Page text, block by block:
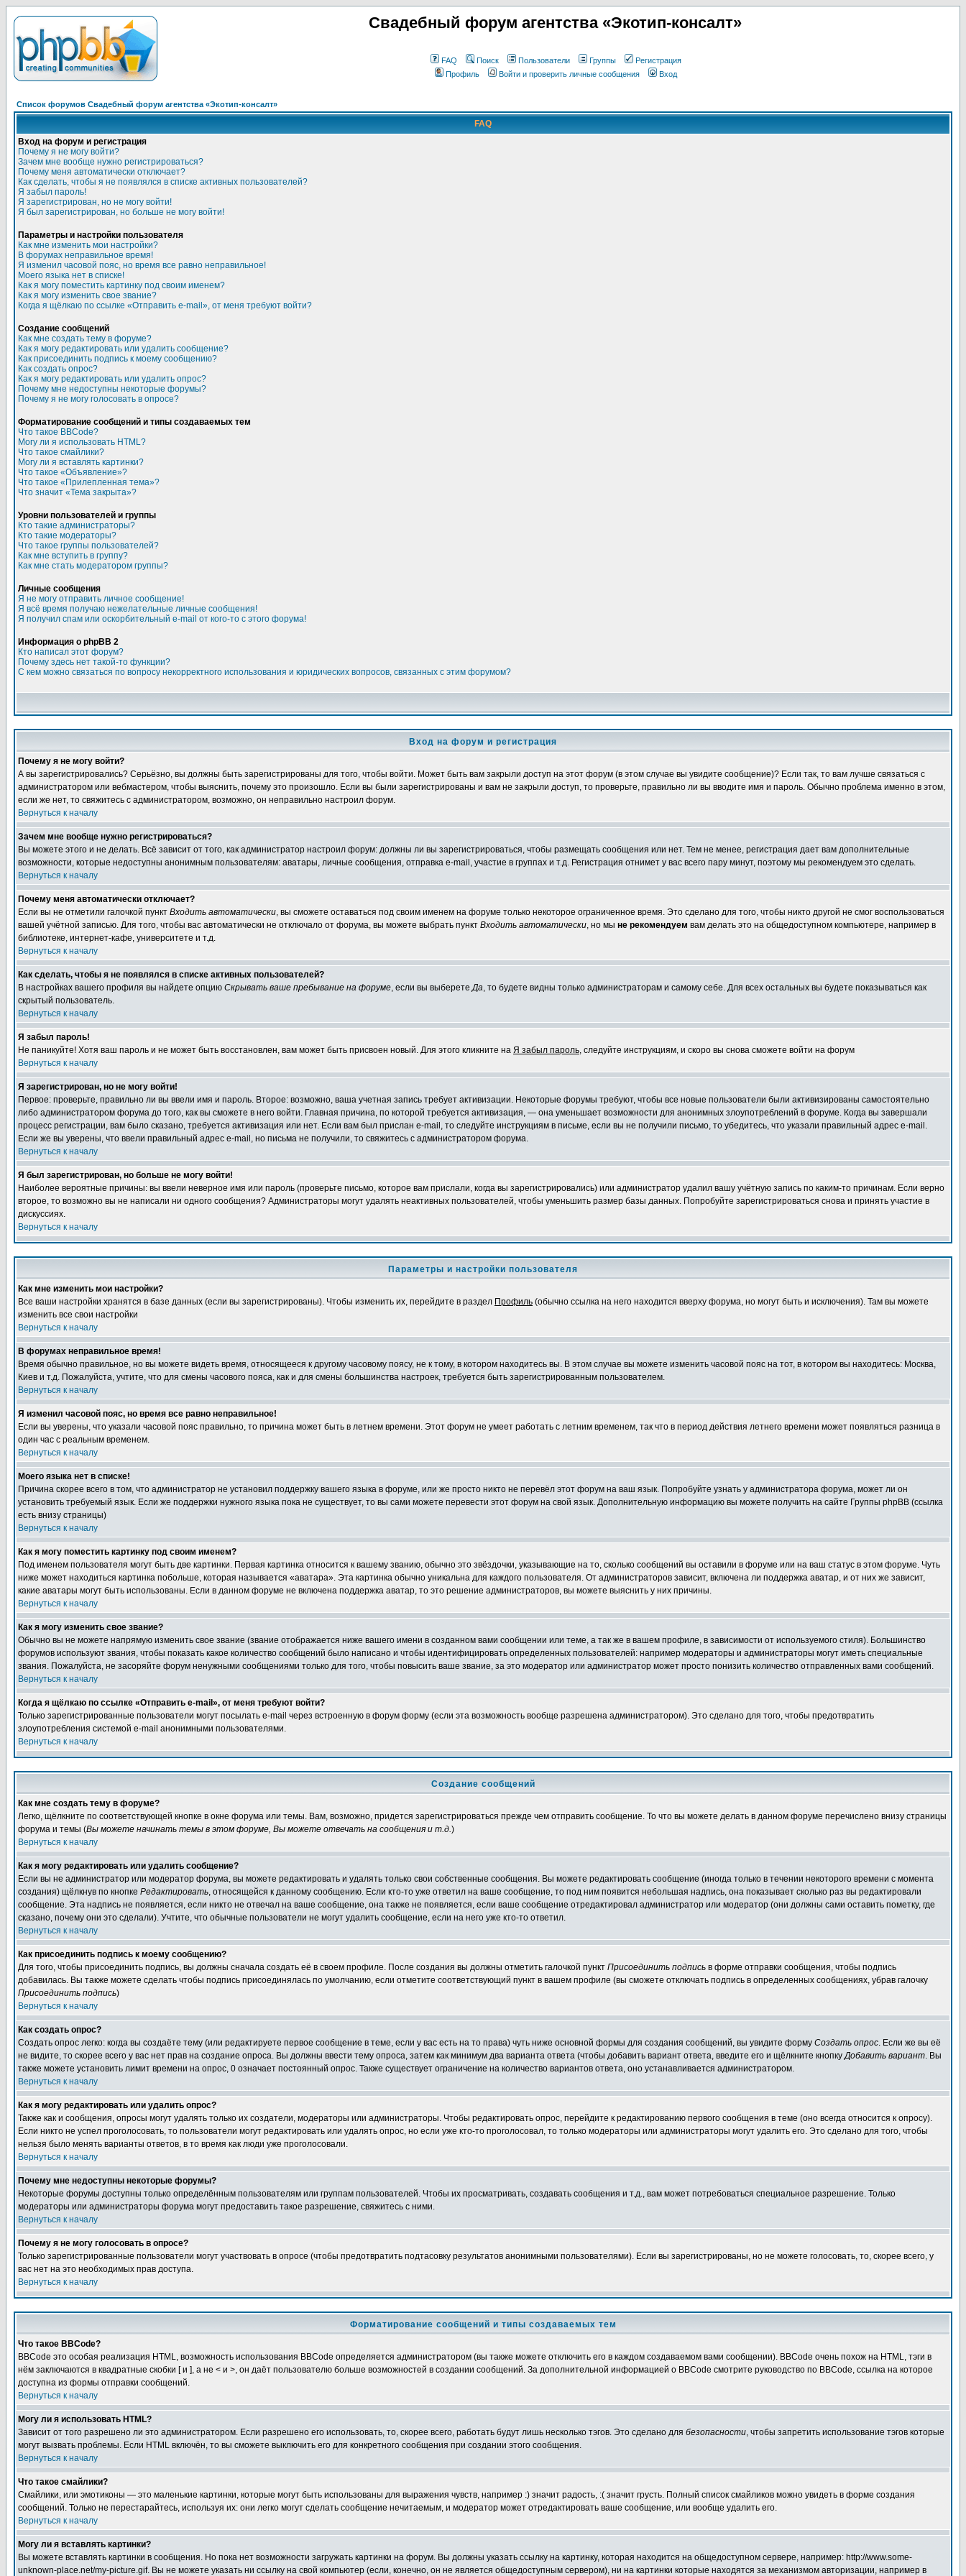
Свадебный форум агентства «Экотип-консалт»
FAQ Поиск Пользователи Группы
Регистрация
Профиль
Войти и проверить личные сообщения Вход
Список форумов Свадебный форум агентства «Экотип-консалт»
FAQ
Вход на форум и регистрация
Почему я не могу войти?
Зачем мне вообще нужно регистрироваться?
Почему меня автоматически отключает?
Как сделать, чтобы я не появлялся в списке активных пользователей?
Я забыл пароль!
Я зарегистрирован, но не могу войти!
Я был зарегистрирован, но больше не могу войти!
Параметры и настройки пользователя
Как мне изменить мои настройки?
В форумах неправильное время!
Я изменил часовой пояс, но время все равно неправильное!
Моего языка нет в списке!
Как я могу поместить картинку под своим именем?
Как я могу изменить свое звание?
Когда я щёлкаю по ссылке «Отправить e-mail», от меня требуют войти?
Создание сообщений
Как мне создать тему в форуме?
Как я могу редактировать или удалить сообщение?
Как присоединить подпись к моему сообщению?
Как создать опрос?
Как я могу редактировать или удалить опрос?
Почему мне недоступны некоторые форумы?
Почему я не могу голосовать в опросе?
Форматирование сообщений и типы создаваемых тем
Что такое BBCode?
Могу ли я использовать HTML?
Что такое смайлики?
Могу ли я вставлять картинки?
Что такое «Объявление»?
Что такое «Прилепленная тема»?
Что значит «Тема закрыта»?
Уровни пользователей и группы
Кто такие администраторы?
Кто такие модераторы?
Что такое группы пользователей?
Как мне вступить в группу?
Как мне стать модератором группы?
Личные сообщения
Я не могу отправить личное сообщение!
Я всё время получаю нежелательные личные сообщения!
Я получил спам или оскорбительный e-mail от кого-то с этого форума!
Информация о phpBB 2
Кто написал этот форум?
Почему здесь нет такой-то функции?
С кем можно связаться по вопросу некорректного использования и юридических вопросов, связанных с этим форумом?
Вход на форум и регистрация
Почему я не могу войти?
А вы зарегистрировались? Серьёзно, вы должны быть зарегистрированы для того, чтобы войти. Может быть вам закрыли доступ на этот форум (в этом случае вы увидите сообщение)? Если так, то вам лучше связаться с
администратором или вебмастером, чтобы выяснить, почему это произошло. Если вы были зарегистрированы и вам не закрыли доступ, то проверьте, правильно ли вы вводите имя и пароль. Обычно проблема именно в этом,
если же нет, то свяжитесь с администратором, возможно, он неправильно настроил форум.
Вернуться к началу
Зачем мне вообще нужно регистрироваться?
Вы можете этого и не делать. Всё зависит от того, как администратор настроил форум: должны ли вы зарегистрироваться, чтобы размещать сообщения или нет. Тем не менее, регистрация дает вам дополнительные
возможности, которые недоступны анонимным пользователям: аватары, личные сообщения, отправка e-mail, участие в группах и т.д. Регистрация отнимет у вас всего пару минут, поэтому мы рекомендуем это сделать.
Вернуться к началу
Почему меня автоматически отключает?
Если вы не отметили галочкой пункт Входить автоматически, вы сможете оставаться под своим именем на форуме только некоторое ограниченное время. Это сделано для того, чтобы никто другой не смог воспользоваться
вашей учётной записью. Для того, чтобы вас автоматически не отключало от форума, вы можете выбрать пункт Входить автоматически, но мы не рекомендуем вам делать это на общедоступном компьютере, например в
библиотеке, интернет-кафе, университете и т.д.
Вернуться к началу
Как сделать, чтобы я не появлялся в списке активных пользователей?
В настройках вашего профиля вы найдете опцию Скрывать ваше пребывание на форуме, если вы выберетеДа, то будете видны только администраторам и самому себе. Для всех остальных вы будете показываться как
скрытый пользователь.
Вернуться к началу
Я забыл пароль!
Не паникуйте! Хотя ваш пароль и не может быть восстановлен, вам может быть присвоен новый. Для этого кликните на Я забыл пароль, следуйте инструкциям, и скоро вы снова сможете войти на форум
Вернуться к началу
Я зарегистрирован, но не могу войти!
Первое: проверьте, правильно ли вы ввели имя и пароль. Второе: возможно, ваша учетная запись требует активизации. Некоторые форумы требуют, чтобы все новые пользователи были активизированы самостоятельно
либо администратором форума до того, как вы сможете в него войти. Главная причина, по которой требуется активизация, — она уменьшает возможности для анонимных злоупотреблений в форуме. Когда вы завершали
процесс регистрации, вам было сказано, требуется активизация или нет. Если вам был прислан e-mail, то следуйте инструкциям в письме, если вы не получили письмо, то убедитесь, что указали правильный адрес e-mail.
Если же вы уверены, что ввели правильный адрес e-mail, но письма не получили, то свяжитесь с администратором форума.
Вернуться к началу
Я был зарегистрирован, но больше не могу войти!
Наиболее вероятные причины: вы ввели неверное имя или пароль (проверьте письмо, которое вам прислали, когда вы зарегистрировались) или администратор удалил вашу учётную запись по каким-то причинам. Если верно
второе, то возможно вы не написали ни одного сообщения? Администраторы могут удалять неактивных пользователей, чтобы уменьшить размер базы данных. Попробуйте зарегистрироваться снова и принять участие в
дискуссиях.
Вернуться к началу
Параметры и настройки пользователя
Как мне изменить мои настройки?
Все ваши настройки хранятся в базе данных (если вы зарегистрированы). Чтобы изменить их, перейдите в раздел Профиль (обычно ссылка на него находится вверху форума, но могут быть и исключения). Там вы можете
изменить все свои настройки
Вернуться к началу
В форумах неправильное время!
Время обычно правильное, но вы можете видеть время, относящееся к другому часовому поясу, не к тому, в котором находитесь вы. В этом случае вы можете изменить часовой пояс на тот, в котором вы находитесь: Москва,
Киев и т.д. Пожалуйста, учтите, что для смены часового пояса, как и для смены большинства настроек, требуется быть зарегистрированным пользователем.
Вернуться к началу
Я изменил часовой пояс, но время все равно неправильное!
Если вы уверены, что указали часовой пояс правильно, то причина может быть в летнем времени. Этот форум не умеет работать с летним временем, так что в период действия летнего времени может появляться разница в
один час с реальным временем.
Вернуться к началу
Моего языка нет в списке!
Причина скорее всего в том, что администратор не установил поддержку вашего языка в форуме, или же просто никто не перевёл этот форум на ваш язык. Попробуйте узнать у администратора форума, может ли он
установить требуемый язык. Если же поддержки нужного языка пока не существует, то вы сами можете перевести этот форум на свой язык. Дополнительную информацию вы можете получить на сайте Группы phpBB (ссылка
есть внизу страницы)
Вернуться к началу
Как я могу поместить картинку под своим именем?
Под именем пользователя могут быть две картинки. Первая картинка относится к вашему званию, обычно это звёздочки, указывающие на то, сколько сообщений вы оставили в форуме или на ваш статус в этом форуме. Чуть
ниже может находиться картинка побольше, которая называется «аватара». Эта картинка обычно уникальна для каждого пользователя. От администраторов зависит, включена ли поддержка аватар, и от них же зависит,
какие аватары могут быть использованы. Если в данном форуме не включена поддержка аватар, то это решение администраторов, вы можете выяснить у них причины.
Вернуться к началу
Как я могу изменить свое звание?
Обычно вы не можете напрямую изменить свое звание (звание отображается ниже вашего имени в созданном вами сообщении или теме, а так же в вашем профиле, в зависимости от используемого стиля). Большинство
форумов используют звания, чтобы показать какое количество сообщений было написано и чтобы идентифицировать определенных пользователей: например модераторы и администраторы могут иметь специальные
звания. Пожалуйста, не засоряйте форум ненужными сообщениями только для того, чтобы повысить ваше звание, за это модератор или администратор может просто понизить количество отправленных вами сообщений.
Вернуться к началу
Когда я щёлкаю по ссылке «Отправить e-mail», от меня требуют войти?
Только зарегистрированные пользователи могут посылать e-mail через встроенную в форум форму (если эта возможность вообще разрешена администратором). Это сделано для того, чтобы предотвратить
злоупотребления системой e-mail анонимными пользователями.
Вернуться к началу
Создание сообщений
Как мне создать тему в форуме?
Легко, щёлкните по соответствующей кнопке в окне форума или темы. Вам, возможно, придется зарегистрироваться прежде чем отправить сообщение. То что вы можете делать в данном форуме перечислено внизу страницы
форума и темы (Вы можете начинать темы в этом форуме, Вы можете отвечать на сообщения и т.д.)
Вернуться к началу
Как я могу редактировать или удалить сообщение?
Если вы не администратор или модератор форума, вы можете редактировать и удалять только свои собственные сообщения. Вы можете редактировать сообщение (иногда только в течении некоторого времени с момента
создания) щёлкнув по кнопке Редактировать, относящейся к данному сообщению. Если кто-то уже ответил на ваше сообщение, то под ним появится небольшая надпись, она показывает сколько раз вы редактировали
сообщение. Эта надпись не появляется, если никто не отвечал на ваше сообщение, она также не появляется, если ваше сообщение отредактировал администратор или модератор (они должны сами оставить пометку, где
сказано, почему они это сделали). Учтите, что обычные пользователи не могут удалить сообщение, если на него уже кто-то ответил.
Вернуться к началу
Как присоединить подпись к моему сообщению?
Для того, чтобы присоединить подпись, вы должны сначала создать её в своем профиле. После создания вы должны отметить галочкой пункт Присоединить подпись в форме отправки сообщения, чтобы подпись
добавилась. Вы также можете сделать чтобы подпись присоединялась по умолчанию, если отметите соответствующий пункт в вашем профиле (вы сможете отключать подпись в определенных сообщениях, убрав галочку
Присоединить подпись)
Вернуться к началу
Как создать опрос?
Создать опрос легко: когда вы создаёте тему (или редактируете первое сообщение в теме, если у вас есть на то права) чуть ниже основной формы для создания сообщений, вы увидите форму Создать опрос. Если же вы её
не видите, то скорее всего у вас нет прав на создание опроса. Вы должны ввести тему опроса, затем как минимум два варианта ответа (чтобы добавить вариант ответа, введите его и щёлкните кнопкуДобавить вариант. Вы
также можете установить лимит времени на опрос, 0 означает постоянный опрос. Также существует ограничение на количество вариантов ответа, оно устанавливается администратором.
Вернуться к началу
Как я могу редактировать или удалить опрос?
Также как и сообщения, опросы могут удалять только их создатели, модераторы или администраторы. Чтобы редактировать опрос, перейдите к редактированию первого сообщения в теме (оно всегда относится к опросу).
Если никто не успел проголосовать, то пользователи могут редактировать или удалять опрос, но если уже кто-то проголосовал, то только модераторы или администраторы могут удалить его. Это сделано для того, чтобы
нельзя было менять варианты ответов, в то время как люди уже проголосовали.
Вернуться к началу
Почему мне недоступны некоторые форумы?
Некоторые форумы доступны только определённым пользователям или группам пользователей. Чтобы их просматривать, создавать сообщения и т.д., вам может потребоваться специальное разрешение. Только
модераторы или администраторы форума могут предоставить такое разрешение, свяжитесь с ними.
Вернуться к началу
Почему я не могу голосовать в опросе?
Только зарегистрированные пользователи могут участвовать в опросе (чтобы предотвратить подтасовку результатов анонимными пользователями). Если вы зарегистрированы, но не можете голосовать, то, скорее всего, у
вас нет на это необходимых прав доступа.
Вернуться к началу
Форматирование сообщений и типы создаваемых тем
Что такое BBCode?
BBCode это особая реализация HTML, возможность использования BBCode определяется администратором (вы также можете отключить его в каждом создаваемом вами сообщении). BBCode очень похож на HTML, тэги в
нём заключаются в квадратные скобки [ и ], а не < и >, он даёт пользователю больше возможностей в создании сообщений. За дополнительной информацией о BBCode смотрите руководство по BBCode, ссылка на которое
доступна из формы отправки сообщений.
Вернуться к началу
Могу ли я использовать HTML?
Зависит от того разрешено ли это администратором. Если разрешено его использовать, то, скорее всего, работать будут лишь несколько тэгов. Это сделано для безопасности, чтобы запретить использование тэгов которые
могут вызвать проблемы. Если HTML включён, то вы сможете выключить его для конкретного сообщения при создании этого сообщения.
Вернуться к началу
Что такое смайлики?
Смайлики, или эмотиконы — это маленькие картинки, которые могут быть использованы для выражения чувств, например :) значит радость, :( значит грусть. Полный список смайликов можно увидеть в форме создания
сообщений. Только не перестарайтесь, используя их: они легко могут сделать сообщение нечитаемым, и модератор может отредактировать ваше сообщение, или вообще удалить его.
Вернуться к началу
Могу ли я вставлять картинки?
Вы можете вставлять картинки в сообщения. Но пока нет возможности загружать картинки на форум. Вы должны указать ссылку на картинку, которая находится на общедоступном сервере, например: http://www.some-
unknown-place.net/my-picture.gif. Вы не можете указать ни ссылку на свой компьютер (если, конечно, он не является общедоступным сервером), ни на картинки которые находятся за механизмом авторизации, например в